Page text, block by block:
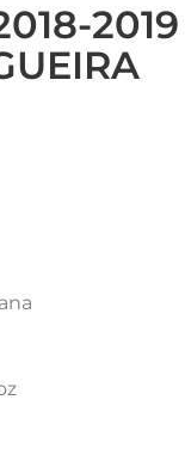
2019